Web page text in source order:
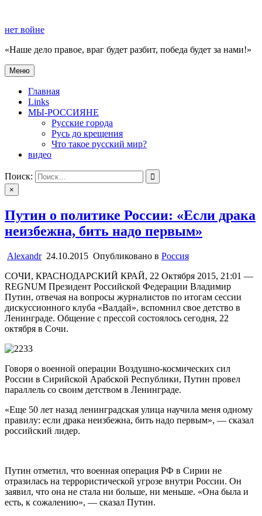
содержимому
нет войне
«Наше дело правое, враг будет разбит, победа будет за нами!»
нет войне
«Наше дело правое, враг будет разбит, победа будет за нами!»
Меню
Главная
Links
МЫ-РОССИЯНЕ
Русские города
Русь до крещения
Что такое русский мир?
видео
Поиск:
×
Путин о политике России: «Если драка
неизбежна, бить надо первым»
Alexandr 24.10.2015 Опубликовано в Россия
СОЧИ, КРАСНОДАРСКИЙ КРАЙ, 22 Октября 2015, 21:01 —
REGNUM Президент Российской Федерации Владимир
Путин, отвечая на вопросы журналистов по итогам сессии
дискуссионного клуба «Валдай», вспомнил свое детство в
Ленинграде. Общение с прессой состоялось сегодня, 22
октября в Сочи.
Говоря о военной операции Воздушно-космических сил
России в Сирийской Арабской Республики, Путин провел
параллель со своим детством в Ленинграде.
«Еще 50 лет назад ленинградская улица научила меня одному
правилу: если драка неизбежна, бить надо первым», — сказал
российский лидер.
Путин отметил, что военная операция РФ в Сирии не
отразилась на террористической угрозе внутри России. Он
заявил, что она не стала ни больше, ни меньше. «Она была и
есть, к сожалению», — сказал Путин.